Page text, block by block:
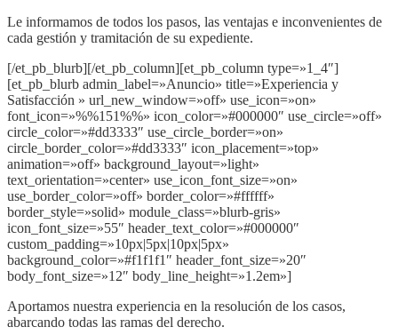
Le informamos de todos los pasos, las ventajas e inconvenientes de
cada gestión y tramitación de su expediente.
[/et_pb_blurb][/et_pb_column][et_pb_column type=»1_4″]
[et_pb_blurb admin_label=»Anuncio» title=»Experiencia y
Satisfacción » url_new_window=»off» use_icon=»on»
font_icon=»%%151%%» icon_color=»#000000″ use_circle=»off»
circle_color=»#dd3333″ use_circle_border=»on»
circle_border_color=»#dd3333″ icon_placement=»top»
animation=»off» background_layout=»light»
text_orientation=»center» use_icon_font_size=»on»
use_border_color=»off» border_color=»#ffffff»
border_style=»solid» module_class=»blurb-gris»
icon_font_size=»55″ header_text_color=»#000000″
custom_padding=»10px|5px|10px|5px»
background_color=»#f1f1f1″ header_font_size=»20″
body_font_size=»12″ body_line_height=»1.2em»]
Aportamos nuestra experiencia en la resolución de los casos,
abarcando todas las ramas del derecho.